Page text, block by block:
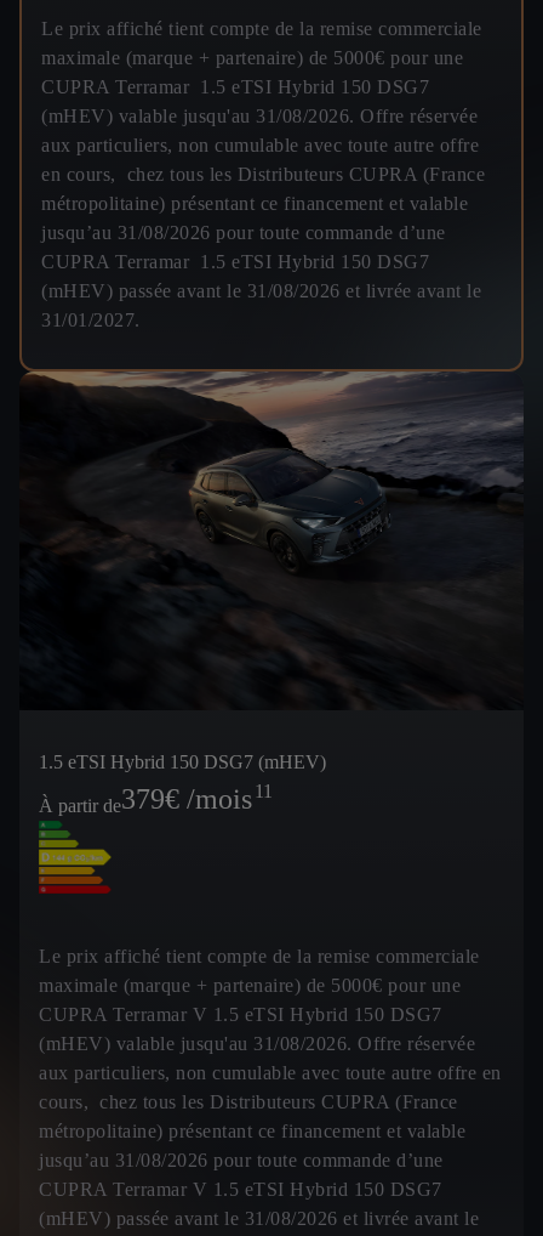
Le prix affiché tient compte de la remise commerciale
maximale (marque + partenaire) de 5000€ pour une
CUPRA Terramar 1.5 eTSI Hybrid 150 DSG7
(mHEV) valable jusqu'au 31/08/2026. Offre réservée
aux particuliers, non cumulable avec toute autre offre
en cours, chez tous les Distributeurs CUPRA (France
métropolitaine) présentant ce financement et valable
jusqu’au 31/08/2026 pour toute commande d’une
CUPRA Terramar 1.5 eTSI Hybrid 150 DSG7
(mHEV) passée avant le 31/08/2026 et livrée avant le
31/01/2027.
1.5 eTSI Hybrid 150 DSG7 (mHEV)
À partir de379€ /mois11
Le prix affiché tient compte de la remise commerciale
maximale (marque + partenaire) de 5000€ pour une
CUPRA Terramar V 1.5 eTSI Hybrid 150 DSG7
(mHEV) valable jusqu'au 31/08/2026. Offre réservée
aux particuliers, non cumulable avec toute autre offre en
cours, chez tous les Distributeurs CUPRA (France
métropolitaine) présentant ce financement et valable
jusqu’au 31/08/2026 pour toute commande d’une
CUPRA Terramar V 1.5 eTSI Hybrid 150 DSG7
(mHEV) passée avant le 31/08/2026 et livrée avant le